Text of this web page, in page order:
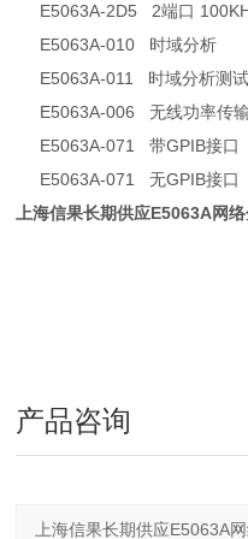
E5063A-2D5 2端口
E5063A-010 时域分析
E5063A-011 时域分析测
E5063A-006 无线功率传
E5063A-071 带GPIB接口
E5063A-071 无GPIB接口
上海信果长期供应E5063A网
产品咨询